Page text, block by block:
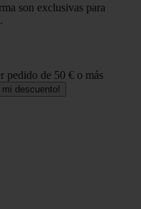
son exclusivas para
pedido de 50 € o más
mi descuento!